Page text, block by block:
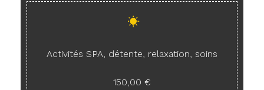
Activités SPA, détente, relaxation, soins
150,00 €